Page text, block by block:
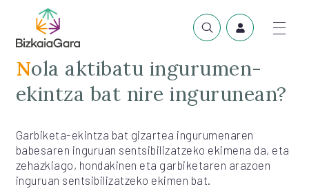
Nola aktibatu ingurumen-
ekintza bat nire ingurunean?
Garbiketa-ekintza bat gizartea ingurumenaren
babesaren inguruan sentsibilizatzeko ekimena da, eta
zehazkiago, hondakinen eta garbiketaren arazoen
inguruan sentsibilizatzeko ekimen bat.